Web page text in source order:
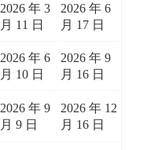
2026 年 3
月 11 日
2026 年 6
月 17 日
2026 年 6
月 10 日
2026 年 9
月 16 日
2026 年 9
月 9 日
2026 年 12
月 16 日